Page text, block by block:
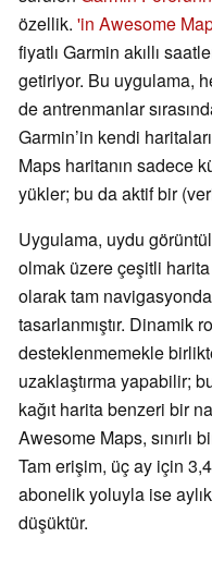
özellik. 'in Awesome
fiyatlı Garmin akıllı
getiriyor. Bu uygulama,
de antrenmanlar
Garmin’in kendi
Maps haritanın sadece
yükler; bu da aktif bir
Uygulama, uydu
olmak üzere çeşitli
olarak tam
tasarlanmıştır. Dinamik
desteklenmemekle
uzaklaştırma yapabilir;
kağıt harita benzeri bir
Awesome Maps, sınırlı
Tam erişim, üç ay için
abonelik yoluyla ise
düşüktür.